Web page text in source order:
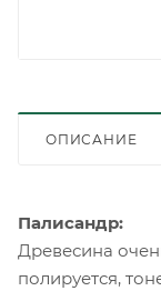
ОПИСАНИЕ
Палисандр:
Древесина
полируется,